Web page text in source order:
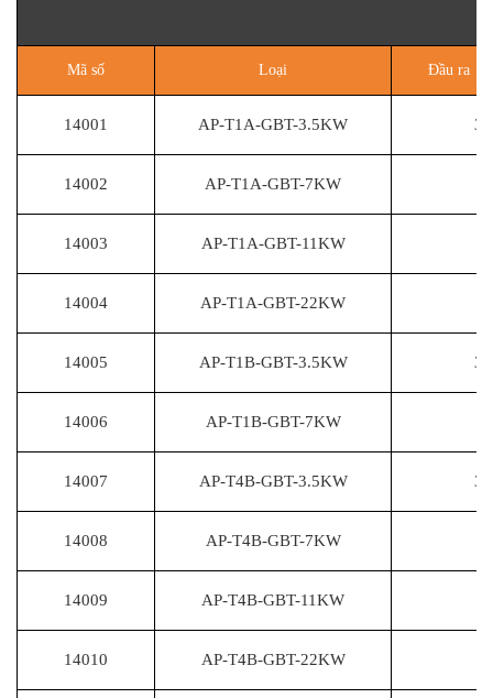
Mã số Loại Đầu ra
14001 AP-T1A-GBT-3.5KW 3.5
14002 AP-T1A-GBT-7KW
14003 AP-T1A-GBT-11KW
14004 AP-T1A-GBT-22KW
14005 AP-T1B-GBT-3.5KW 3.5
14006 AP-T1B-GBT-7KW
14007 AP-T4B-GBT-3.5KW 3.5
14008 AP-T4B-GBT-7KW
14009 AP-T4B-GBT-11KW
14010 AP-T4B-GBT-22KW